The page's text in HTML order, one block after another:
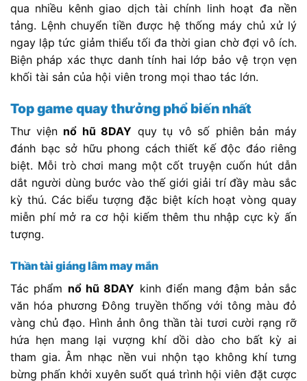
qua nhiều kênh giao dịch tài chính linh hoạt đa nền
tảng. Lệnh chuyển tiền được hệ thống máy chủ xử lý
ngay lập tức giảm thiểu tối đa thời gian chờ đợi vô ích.
Biện pháp xác thực danh tính hai lớp bảo vệ trọn vẹn
khối tài sản của hội viên trong mọi thao tác lớn.
Top game quay thưởng phổ biến nhất
Thư viện nổ hũ 8DAY quy tụ vô số phiên bản máy
đánh bạc sở hữu phong cách thiết kế độc đáo riêng
biệt. Mỗi trò chơi mang một cốt truyện cuốn hút dẫn
dắt người dùng bước vào thế giới giải trí đầy màu sắc
kỳ thú. Các biểu tượng đặc biệt kích hoạt vòng quay
miễn phí mở ra cơ hội kiếm thêm thu nhập cực kỳ ấn
tượng.
Thần tài giáng lâm may mắn
Tác phẩm nổ hũ 8DAY kinh điển mang đậm bản sắc
văn hóa phương Đông truyền thống với tông màu đỏ
vàng chủ đạo. Hình ảnh ông thần tài tươi cười rạng rỡ
hứa hẹn mang lại vượng khí dồi dào cho bất kỳ ai
tham gia. Âm nhạc nền vui nhộn tạo không khí tưng
bừng phấn khởi xuyên suốt quá trình hội viên đặt cược